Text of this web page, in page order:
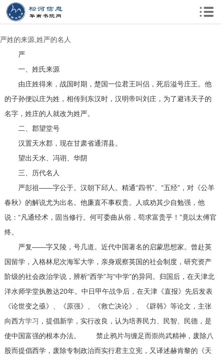
严姓的来源,姓严的名人
严
一、姓氏来源
由庄姓得来，战国时期，楚国一位君王叫侣，死后溢号庄王。他
的子孙便以庄为姓，相传到东汉时，汉明帝叫刘庄，为了避讳天子的
名字，姓庄的人就改为姓严。
二、郡望堂号
汉置天水郡，现在甘肃省通渭县。
望出天水、冯诩、华阴
三、历代名人
严彭祖——字公于。汉朝下邱人。精通“四书”、“五经”，对《公羊
春秋》的解说尤为出名。他廉直不事权贵。人或劝其少自勉强，他
说：“凡通经术，固当修行。何可委曲从俗，苟求富贵乎！”竟以太傅官
终。
严复——字又陵，号几道。近代中国著名的启蒙思想家。曾赴英
国留学，入格林尼次海军大学，亲身观察英国的社会制度，研究资产
阶级的社会政治学说，辨析“西学”与“中学”的异同。归国后，在天津北
洋水师学堂执教达20年。中日甲午战争后，在天津《直报》先后发表
《论世变之亟》、《原强》、《救亡决论》、《辟韩》等论文，主张
向西方学习 ，提倡新学，实行改良，认为培养民力、民智、民德，是
使中国富强的根本办法。 禁止鸦片与缠足而崇尚武精神，废除八
股而提倡西学，废除专制政治而实行君主立宪，又译述赫肯黎的《天